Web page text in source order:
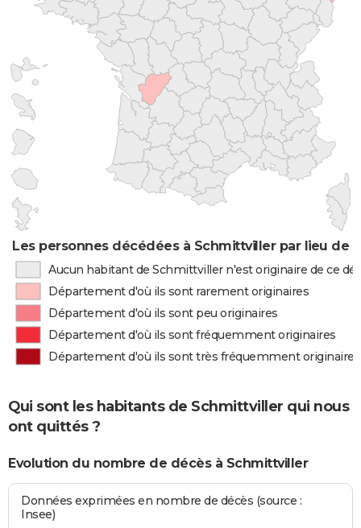
Les personnes décédées à Schmittviller par lieu de
Aucun habitant de Schmittviller n'est originaire de ce
Département d'où ils sont rarement originaires
Département d'où ils sont peu originaires
Département d'où ils sont fréquemment originaires
Département d'où ils sont très fréquemment originaires
Qui sont les habitants de Schmittviller qui nous
ont quittés ?
Evolution du nombre de décès à Schmittviller
Données exprimées en nombre de décès (source :
Insee)